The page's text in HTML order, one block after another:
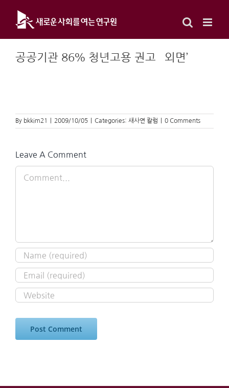
content
공공기관 86％ 청년고용 권고 `외면’
By bkkim21 2009/10/05 Categories: 새사연 칼럼 0 Comments
Leave A Comment